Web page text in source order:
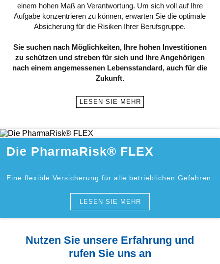
einem hohen Maß an Verantwortung. Um sich voll auf Ihre
Aufgabe konzentrieren zu können, erwarten Sie die optimale
Absicherung für die Risiken Ihrer Berufsgruppe.
Sie suchen nach Möglichkeiten, Ihre hohen Investitionen
zu schützen und streben für sich und Ihre Angehörigen
nach einem angemessenen Lebensstandard, auch für die
Zukunft.
LESEN SIE MEHR
Die PharmaRisk® FLEX
Eine flexible Versicherung für alle betrieblichen Gefahren
LESEN SIE MEHR
Nutzen Sie unsere Erfahrung und
rufen Sie uns an